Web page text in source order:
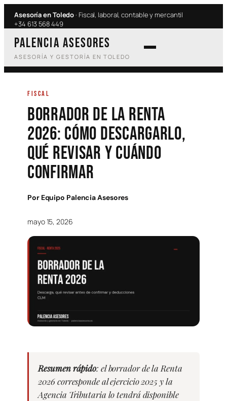
Saltar
contenido
Asesoría en Toledo · Fiscal, laboral, contable y mercantil
+34 613 568 449
PALENCIA ASESORES
ASESORÍA Y GESTORÍA EN TOLEDO
FISCAL
Borrador de la Renta
2026: cómo descargarlo,
qué revisar y cuándo
confirmar
Por Equipo Palencia Asesores·
mayo 15, 2026
Resumen rápido: el borrador de la Renta
2026 corresponde al ejercicio 2025 y la
Agencia Tributaria lo tendrá disponible